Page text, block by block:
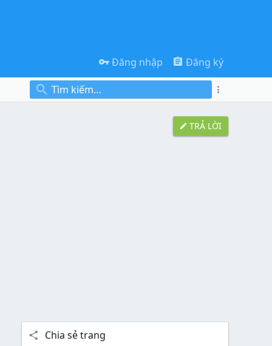
Đăng nhập Đăng ký
TRẢ LỜI
Chia sẻ trang